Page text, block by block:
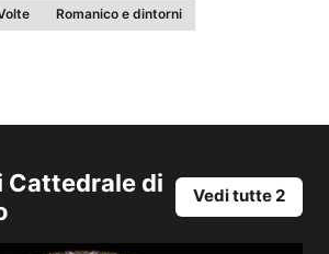
e Biografia
Romanico e dintorni
Cattedrale di
Vedi tutte 2